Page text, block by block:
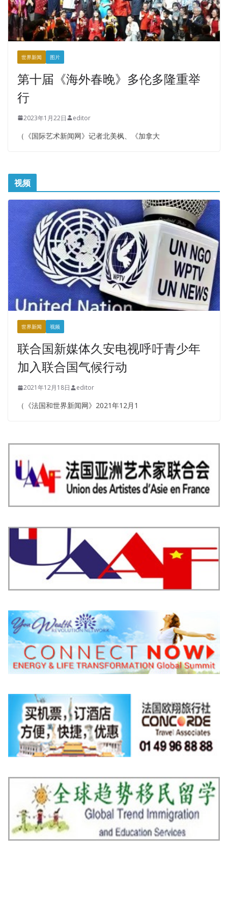
世界新闻 图片
第十届《海外春晚》多伦多隆重举
行
2023年1月22日 editor
（《国际艺术新闻网》记者北美枫、《加拿大
视频
世界新闻 视频
联合国新媒体久安电视呼吁青少年
加入联合国气候行动
2021年12月18日 editor
（《法国和世界新闻网》2021年12月1